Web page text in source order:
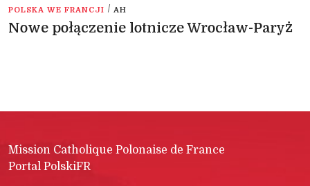
POLSKA WE FRANCJI / AH
Nowe połączenie lotnicze Wrocław-Paryż
Mission Catholique Polonaise de France
Portal PolskiFR